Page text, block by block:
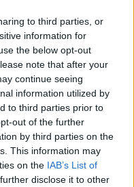
to third parties, or
information for
the below opt-out
note that after your
continue seeing
information utilized by
to third parties prior to
out of the further
by third parties on the
This information may
on the IAB’s List of
disclose it to other
ILYEN ALACSONY AZ
emelkedtek éves
az élelmiszerek ára
Szólj hozzá!